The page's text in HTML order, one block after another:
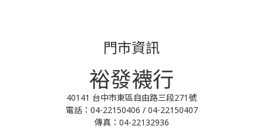
門市資訊
裕發襪行
40141 台中市東區自由路三段271號
電話：04-22150406 / 04-22150407
傳真：04-22132936